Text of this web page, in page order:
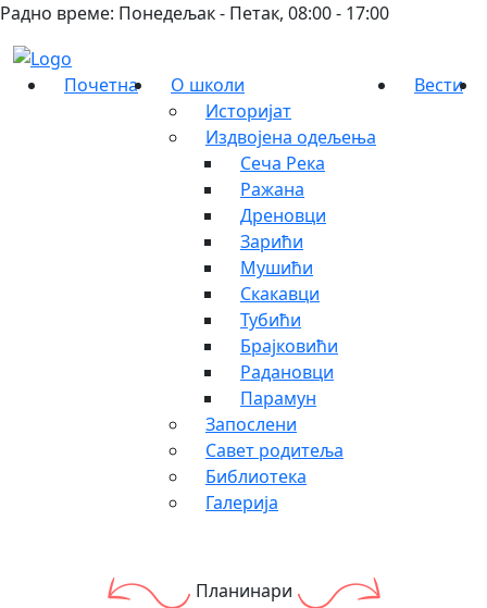
Радно време: Понедељак - Петак, 08:00 - 17:00
Почетна
О школи
Историјат
Издвојена одељења
Сеча Река
Ражана
Дреновци
Зарићи
Мушићи
Скакавци
Тубићи
Брајковићи
Радановци
Парамун
Запослени
Савет родитеља
Библиотека
Галерија
Вести
Планинари